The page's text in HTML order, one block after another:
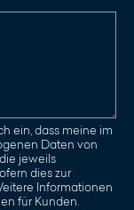
ein, dass meine im
Daten von
jeweils
dies zur
Informationen
für Kunden.